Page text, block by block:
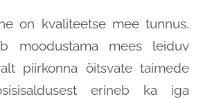
on kvaliteetse mee tunnus.
moodustama mees leiduv
piirkonna õitsvate taimede
erineb ka iga